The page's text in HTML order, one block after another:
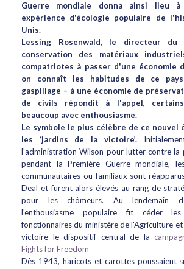
Guerre mondiale donna ainsi lieu
expérience d'écologie populaire de
Unis.
Lessing Rosenwald, le directeur
conservation des matériaux
compatriotes à passer d'une économie
on connaît les habitudes de ce
gaspillage – à une économie de
de civils répondit à l'appel,
beaucoup avec enthousiasme.
Le symbole le plus célèbre de ce
les ‘jardins de la victoire’.
l'administration Wilson pour lutter contre la
pendant la Première Guerre mondiale,
communautaires ou familiaux sont
Deal et furent alors élevés au rang de
pour les chômeurs. Au lendemain
l'enthousiasme populaire fit céder
fonctionnaires du ministère de l'Agriculture
victoire le dispositif central de la
Fights for Freedom
Dès 1943, haricots et carottes poussaient